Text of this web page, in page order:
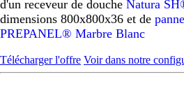
d'un receveur de douche Natura
dimensions 800x800x36 et de
PREPANEL® Marbre Blanc
Télécharger l'offre Voir dans notre